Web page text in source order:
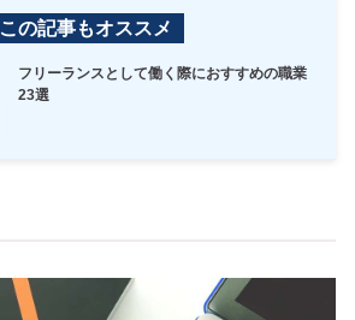
この記事もオススメ
フリーランスとして働く際におすすめの職業
23選